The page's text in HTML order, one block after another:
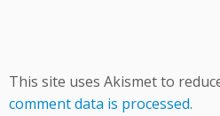
This site uses Akismet to
comment data is processed.